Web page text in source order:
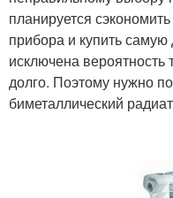
планируется
прибора и купить
исключена вероятность
долго. Поэтому нужно
биметаллический